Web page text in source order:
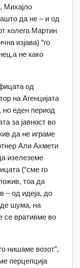
Михајло
да не – и од
колега Мартин
изјава) “го
не како
од
на Агенцијата
но еден период
за јавност во
да не играме
Али Ахмети
изелеземе
(“сме го
тоа да
– од идеја, до
шума, на
се вративме во
нишаме возот”,
перцепција